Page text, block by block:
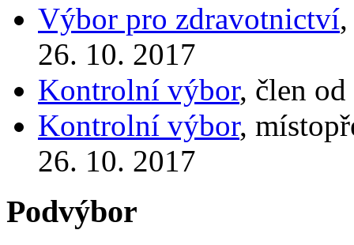
Výbor pro zdravotnictví
26. 10. 2017
Kontrolní výbor, člen
Kontrolní výbor,
26. 10. 2017
Podvýbor